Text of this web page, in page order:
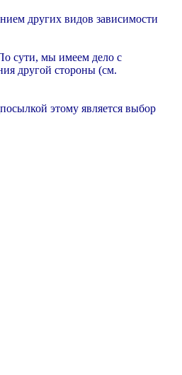
других видов зависимости
сути, мы имеем дело с
другой стороны (см.
этому является выбор